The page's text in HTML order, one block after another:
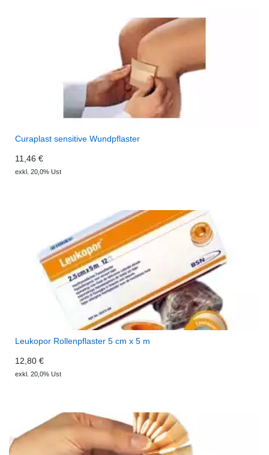
Curaplast sensitive Wundpflaster
11,46 €
exkl. 20,0% Ust
Leukopor Rollenpflaster 5 cm x 5 m
12,80 €
exkl. 20,0% Ust